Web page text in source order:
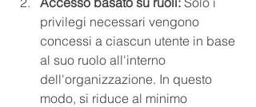
privilegi necessari vengono
concessi a ciascun utente in base
al suo ruolo all'interno
dell'organizzazione. In questo
modo, si riduce al minimo